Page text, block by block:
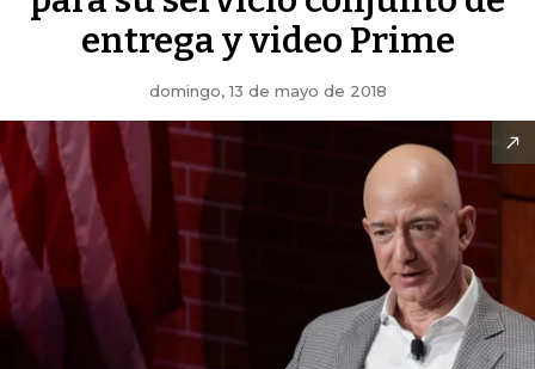
entrega y video Prime
domingo, 13 de mayo de 2018